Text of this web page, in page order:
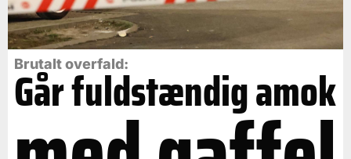
Brutalt overfald:
Går fuldstændig amok